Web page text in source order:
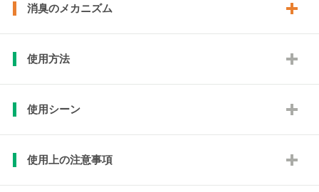
消臭のメカニズム
使用方法
使用シーン
使用上の注意事項